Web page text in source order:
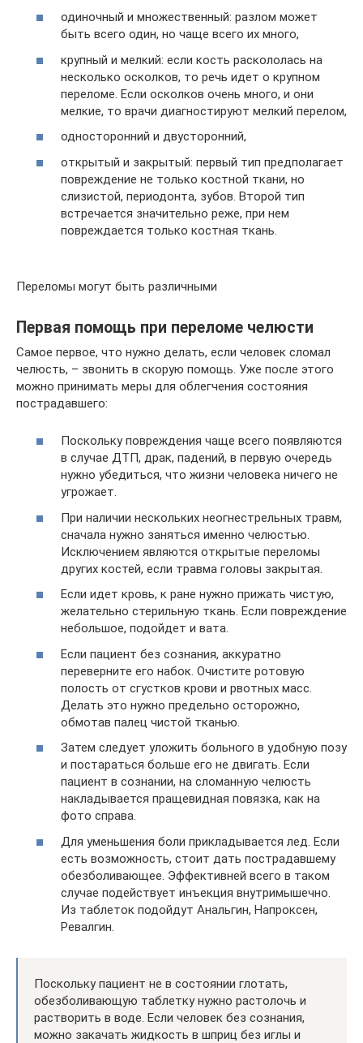
одиночный и множественный: разлом может
быть всего один, но чаще всего их много,
крупный и мелкий: если кость раскололась на
несколько осколков, то речь идет о крупном
переломе. Если осколков очень много, и они
мелкие, то врачи диагностируют мелкий перелом,
односторонний и двусторонний,
открытый и закрытый: первый тип предполагает
повреждение не только костной ткани, но
слизистой, периодонта, зубов. Второй тип
встречается значительно реже, при нем
повреждается только костная ткань.
Переломы могут быть различными
Первая помощь при переломе челюсти
Самое первое, что нужно делать, если человек сломал
челюсть, – звонить в скорую помощь. Уже после этого
можно принимать меры для облегчения состояния
пострадавшего:
Поскольку повреждения чаще всего появляются
в случае ДТП, драк, падений, в первую очередь
нужно убедиться, что жизни человека ничего не
угрожает.
При наличии нескольких неогнестрельных травм,
сначала нужно заняться именно челюстью.
Исключением являются открытые переломы
других костей, если травма головы закрытая.
Если идет кровь, к ране нужно прижать чистую,
желательно стерильную ткань. Если повреждение
небольшое, подойдет и вата.
Если пациент без сознания, аккуратно
переверните его набок. Очистите ротовую
полость от сгустков крови и рвотных масс.
Делать это нужно предельно осторожно,
обмотав палец чистой тканью.
Затем следует уложить больного в удобную позу
и постараться больше его не двигать. Если
пациент в сознании, на сломанную челюсть
накладывается пращевидная повязка, как на
фото справа.
Для уменьшения боли прикладывается лед. Если
есть возможность, стоит дать пострадавшему
обезболивающее. Эффективней всего в таком
случае подействует инъекция внутримышечно.
Из таблеток подойдут Анальгин, Напроксен,
Ревалгин.
Поскольку пациент не в состоянии глотать,
обезболивающую таблетку нужно растолочь и
растворить в воде. Если человек без сознания,
можно закачать жидкость в шприц без иглы и